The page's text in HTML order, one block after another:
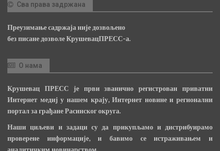
Сва права задржана
Преузимање садржаја није дозвољено
без писане дозволе КрушевацПРЕСС-а.
О нама
Крушевац ПРЕСС је први званично регистрован приватни
Интернет медиј у нашем крају, Интернет новине и регионални
портал за грађане Расинског округа.
Наши циљеви и задаци су да прикупљамо и дистрибуирамо
проверене информације, и бавимо се истраживањем и
аналитичким новинарством.